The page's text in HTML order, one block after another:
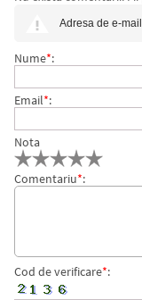
Adresa de e-
Nume*:
Email*:
Nota
Comentariu*:
Cod de verificare*: